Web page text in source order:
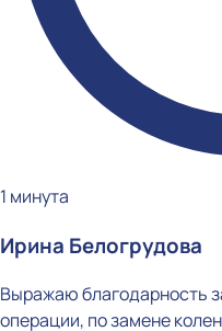
1 минута
Ирина Белогрудова
Выражаю благодарность
операции, по замене